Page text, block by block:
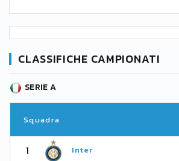
CLASSIFICHE CAMPIONATI
SERIE A
Squadra
1 Inter